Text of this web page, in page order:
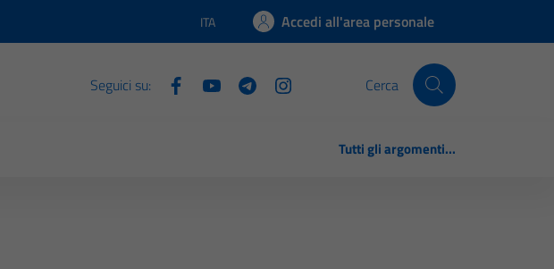
Lingua attiva:
ITA Accedi all'area personale
Seguici su: Cerca
Tutti gli argomenti...